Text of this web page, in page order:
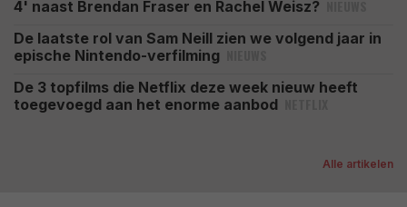
4' naast Brendan Fraser en Rachel Weisz?
De laatste rol van Sam Neill zien we volgend jaar in
epische Nintendo-verfilming
De 3 topfilms die Netflix deze week nieuw heeft
toegevoegd aan het enorme aanbod
Alle artikelen